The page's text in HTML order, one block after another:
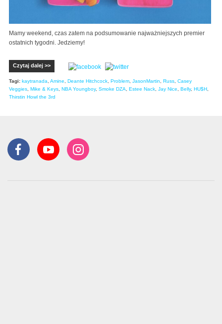
Mamy weekend, czas zatem na podsumowanie najważniejszych premier
ostatnich tygodni. Jedziemy!
Czytaj dalej >>
Tagi: kaytranada, Amine, Deante Hitchcock, Problem, JasonMartin, Russ, Casey
Veggies, Mike & Keys, NBA Youngboy, Smoke DZA, Estee Nack, Jay Nice, Belly, HU$H,
Thirstin Howl the 3rd